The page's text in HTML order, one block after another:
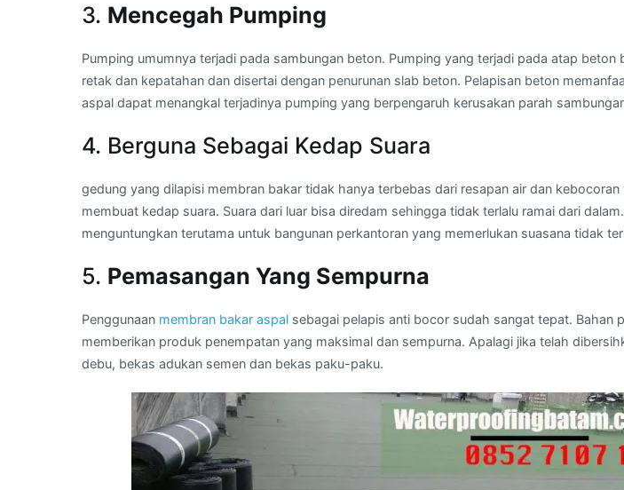
3. Mencegah Pumping
Pumping umumnya terjadi pada sambungan beton. Pumping yang terjadi pada atap beton
retak dan kepatahan dan disertai dengan penurunan slab beton. Pelapisan beton
aspal dapat menangkal terjadinya pumping yang berpengaruh kerusakan parah
4. Berguna Sebagai Kedap Suara
gedung yang dilapisi membran bakar tidak hanya terbebas dari resapan air dan
membuat kedap suara. Suara dari luar bisa diredam sehingga tidak terlalu ramai dari
menguntungkan terutama untuk bangunan perkantoran yang memerlukan suasana tidak
5. Pemasangan Yang Sempurna
Penggunaan membran bakar aspal sebagai pelapis anti bocor sudah sangat tepat. Bahan
memberikan produk penempatan yang maksimal dan sempurna. Apalagi jika telah
debu, bekas adukan semen dan bekas paku-paku.